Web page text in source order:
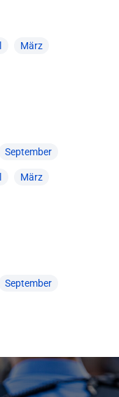
März
September
März
September